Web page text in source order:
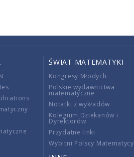
ŚWIAT MATEMATYKI
Kongresy Młodych
Polskie wydawnictwa
matematyczne
Notatki z wykładów
Kolegium Dziekanów i
Dyrektorów
Przydatne linki
Wybitni Polscy Matematycy